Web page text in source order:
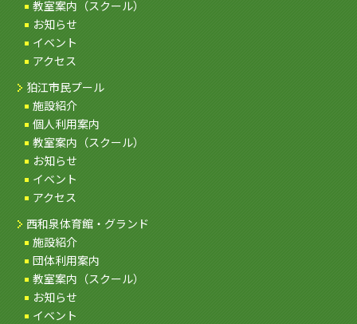
教室案内（スクール）
お知らせ
イベント
アクセス
狛江市民プール
施設紹介
個人利用案内
教室案内（スクール）
お知らせ
イベント
アクセス
西和泉体育館・グランド
施設紹介
団体利用案内
教室案内（スクール）
お知らせ
イベント